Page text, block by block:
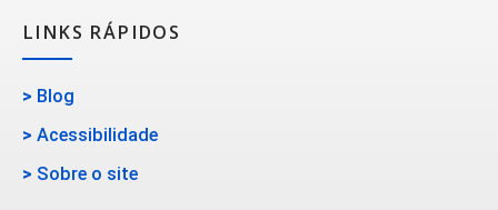
LINKS RÁPIDOS
> Blog
> Acessibilidade
> Sobre o site